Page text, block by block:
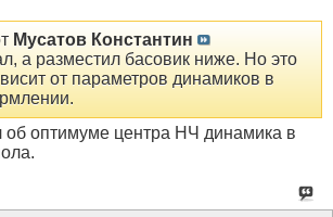
Мусатов Константин
а разместил басовик ниже. Но это
от параметров динамиков в
об оптимуме центра НЧ динамика в